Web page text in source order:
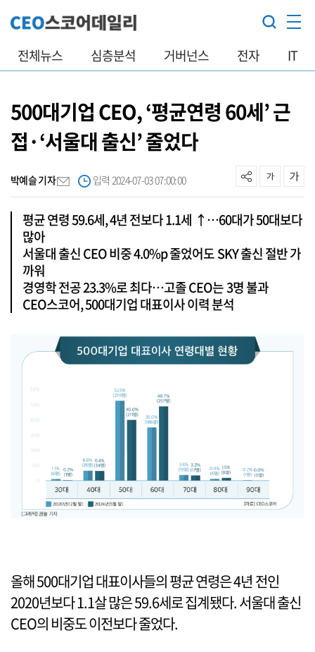
전체뉴스 심층분석 거버넌스 전자 IT
500대기업 CEO, ‘평균연령 60세’ 근
접·‘서울대 출신’ 줄었다
박예슬 기자 입력 2024-07-03 07:00:00
평균 연령 59.6세, 4년 전보다 1.1세 ↑…60대가 50대보다
많아
서울대 출신 CEO 비중 4.0%p 줄었어도 SKY 출신 절반 가
까워
경영학 전공 23.3%로 최다…고졸 CEO는 3명 불과
CEO스코어, 500대기업 대표이사 이력 분석
올해 500대기업 대표이사들의 평균 연령은 4년 전인
2020년보다 1.1살 많은 59.6세로 집계됐다. 서울대 출신
CEO의 비중도 이전보다 줄었다.